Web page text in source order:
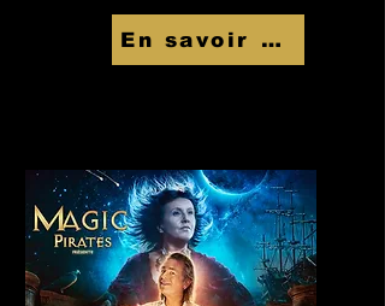
En savoir Plus